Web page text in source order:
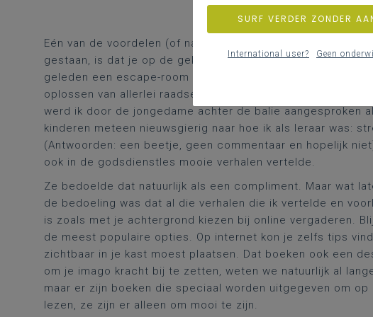
Eén van de voordelen (of nadelen, het is maar hoe je het
gestaan, is dat je op de gekste plaatsen oud-leerlingen
geleden een escape-room doen. Je kent dat wel, zo’n
oplossen van allerlei raadsels en puzzels de sleutel van de
werd ik door de jongedame achter de balie aangesproken
kinderen meteen nieuwsgierig naar hoe ik als leraar was:
(Antwoorden: een beetje, geen commentaar en hopelijk
ook in de godsdienstles mooie verhalen vertelde.
Ze bedoelde dat natuurlijk als een compliment. Maar wat
de bedoeling was dat al die verhalen die ik vertelde en
is zoals met je achtergrond kiezen bij online vergaderen.
de meest populaire opties. Op internet kon je zelfs tips
zichtbaar in je kast moest plaatsen. Dat boeken ook een
om je imago kracht bij te zetten, weten we natuurlijk al
maar er zijn boeken die speciaal worden uitgegeven om
lezen, ze zijn er alleen om mooi te zijn.
SURF VERDER ZONDER
International user? Geen